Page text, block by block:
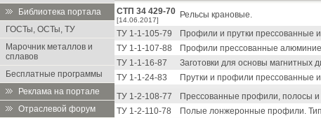
Библиотека портала
ГОСТы, ОСТы, ТУ
Марочник металлов и
сплавов
Бесплатные программы
Реклама на портале
Отраслевой форум
СТП 34 429-70
[14.06.2017]
Рельсы крановые.
ТУ 1-1-105-79
Профили и прутки прессованные
ТУ 1-1-107-88
Профили прессованные
ТУ 1-1-16-87
Заготовки для основы магнитных
ТУ 1-1-24-83
Прутки и профили прессованные
ТУ 1-2-108-77
Прессованные профили, полосы и
ТУ 1-2-110-78
Полые лонжеронные профили.